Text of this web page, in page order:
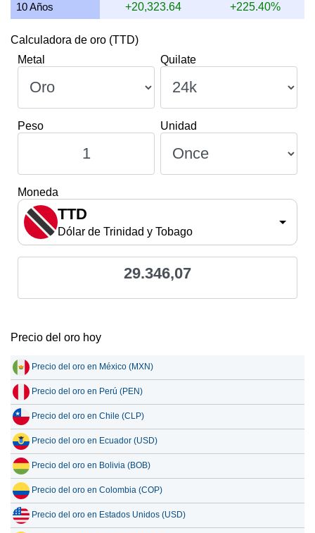
10 Años +20,323.64 +225.40%
Calculadora de oro (TTD)
Metal
Quilate
Peso Unidad
Moneda
TTD
Dólar de Trinidad y Tobago
29.346,07
Precio del oro hoy
Precio del oro en México (MXN)
Precio del oro en Perú (PEN)
Precio del oro en Chile (CLP)
Precio del oro en Ecuador (USD)
Precio del oro en Bolivia (BOB)
Precio del oro en Colombia (COP)
Precio del oro en Estados Unidos (USD)